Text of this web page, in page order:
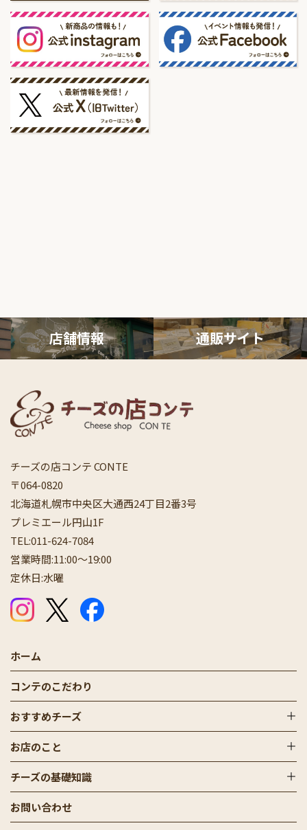
店舗情報 通販サイト
チーズの店コンテ CONTE
〒064-0820
北海道札幌市中央区大通西24丁目2番3号
プレミエール円山1F
TEL:011-624-7084
営業時間:11:00〜19:00
定休日:水曜
公式Instagram公式X（Twitter）
ホーム
コンテのこだわり
おすすめチーズ
お店のこと
チーズの基礎知識
お問い合わせ